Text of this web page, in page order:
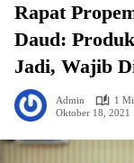
Rapat
Daud:
Jadi, Wajib
Admin
1
Oktober 18, 2021